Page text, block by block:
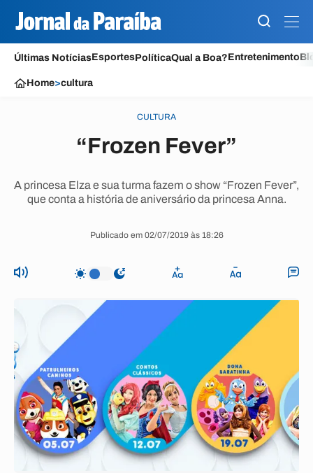
Últimas NotíciasEsportesPolíticaQual a Boa?Entretenimento
Home>cultura
CULTURA
“Frozen Fever”
A princesa Elza e sua turma fazem o show “Frozen Fever”,
que conta a história de aniversário da princesa Anna.
Publicado em 02/07/2019 às 18:26